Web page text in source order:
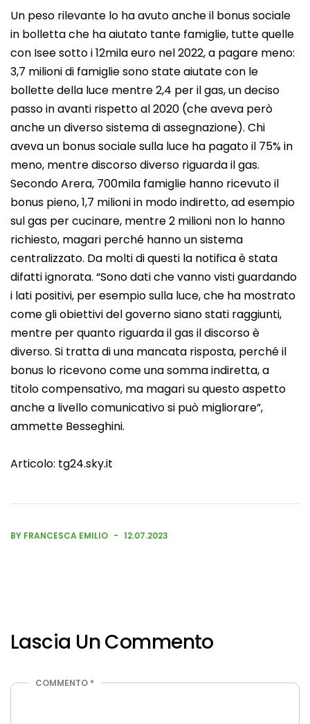
Un peso rilevante lo ha avuto anche il bonus sociale
in bolletta che ha aiutato tante famiglie, tutte quelle
con Isee sotto i 12mila euro nel 2022, a pagare meno:
3,7 milioni di famiglie sono state aiutate con le
bollette della luce mentre 2,4 per il gas, un deciso
passo in avanti rispetto al 2020 (che aveva però
anche un diverso sistema di assegnazione). Chi
aveva un bonus sociale sulla luce ha pagato il 75% in
meno, mentre discorso diverso riguarda il gas.
Secondo Arera, 700mila famiglie hanno ricevuto il
bonus pieno, 1,7 milioni in modo indiretto, ad esempio
sul gas per cucinare, mentre 2 milioni non lo hanno
richiesto, magari perché hanno un sistema
centralizzato. Da molti di questi la notifica è stata
difatti ignorata. “Sono dati che vanno visti guardando
i lati positivi, per esempio sulla luce, che ha mostrato
come gli obiettivi del governo siano stati raggiunti,
mentre per quanto riguarda il gas il discorso è
diverso. Si tratta di una mancata risposta, perché il
bonus lo ricevono come una somma indiretta, a
titolo compensativo, ma magari su questo aspetto
anche a livello comunicativo si può migliorare”,
ammette Besseghini.
Articolo: tg24.sky.it
BY FRANCESCA EMILIO 12.07.2023
Lascia Un Commento
COMMENTO *